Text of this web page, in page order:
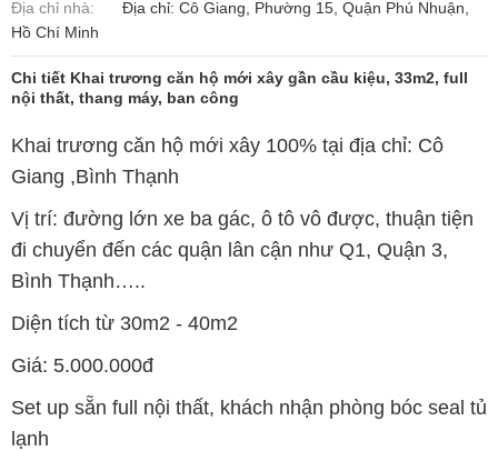
Địa chỉ nhà:
Địa chỉ: Cô Giang, Phường 15, Quận Phú Nhuận,
Hồ Chí Minh
Chi tiết Khai trương căn hộ mới xây gần cầu kiệu, 33m2, full
nội thất, thang máy, ban công
Khai trương căn hộ mới xây 100% tại địa chỉ: Cô
Giang ,Bình Thạnh
️Vị trí: đường lớn xe ba gác, ô tô vô được, thuận tiện
đi chuyển đến các quận lân cận như Q1, Quận 3,
Bình Thạnh…..
Diện tích từ 30m2 - 40m2
Giá: 5.000.000đ
Set up sẵn full nội thất, khách nhận phòng bóc seal tủ
lạnh